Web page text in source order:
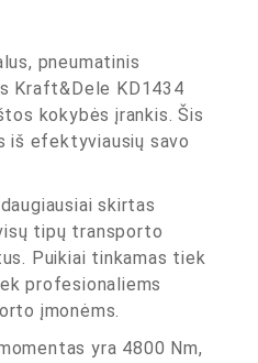
pneumatinis
Kraft&Dele KD1434
kokybės įrankis. Šis
iš efektyviausių savo
skirtas
tipų transporto
Puikiai tinkamas tiek
profesionaliems
įmonėms.
yra 4800 Nm,